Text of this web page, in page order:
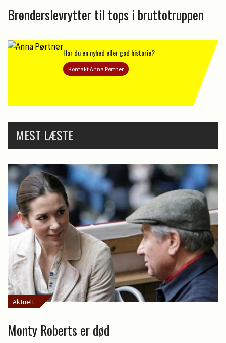
Brønderslevrytter til tops i bruttotruppen
Har du en nyhed eller god historie?
Kontakt Anna Pørtner
MEST LÆSTE
Aktuelt
Monty Roberts er død